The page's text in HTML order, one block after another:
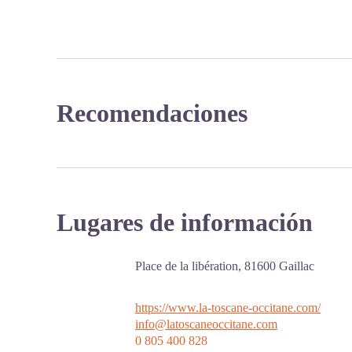
Recomendaciones
Lugares de información
Place de la libération, 81600 Gaillac
https://www.la-toscane-occitane.com/
info@latoscaneoccitane.com
0 805 400 828